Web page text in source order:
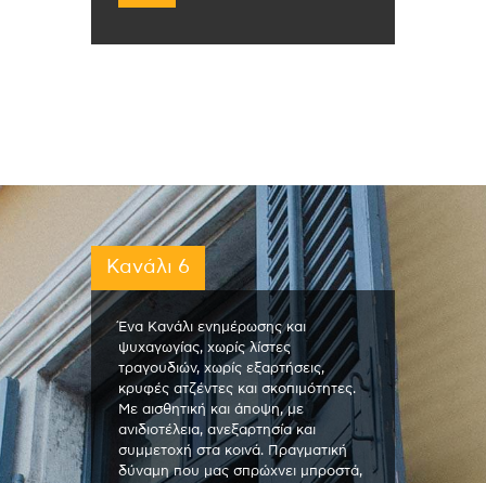
Κανάλι 6
Ένα Κανάλι ενημέρωσης και
ψυχαγωγίας, χωρίς λίστες
τραγουδιών, χωρίς εξαρτήσεις,
κρυφές ατζέντες και σκοπιμότητες.
Με αισθητική και άποψη, με
ανιδιοτέλεια, ανεξαρτησία και
συμμετοχή στα κοινά. Πραγματική
δύναμη που μας σπρώχνει μπροστά,